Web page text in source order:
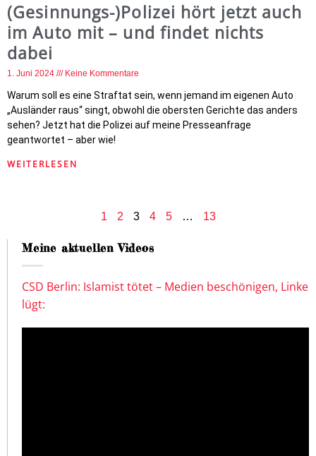
(Gesinnungs-)Polizei hört jetzt auch
im Auto mit – und findet nichts
dabei
1. Juni 2024 Keine Kommentare
Warum soll es eine Straftat sein, wenn jemand im eigenen Auto
„Ausländer raus“ singt, obwohl die obersten Gerichte das anders
sehen? Jetzt hat die Polizei auf meine Presseanfrage
geantwortet – aber wie!
WEITERLESEN
1 2 3 4 5 … 13
Meine aktuellen Videos
CSD Berlin: Islamist tötet – Medien beschönigen, Linke
lügt: